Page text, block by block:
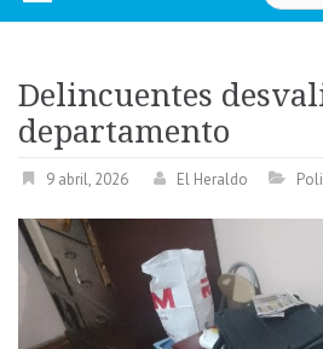
Delincuentes
departamento
9 abril, 2026 El Heraldo